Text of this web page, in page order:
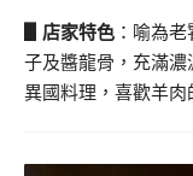
▋店家特色 ：喻為
子及醬龍骨，充滿
異國料理，喜歡羊肉